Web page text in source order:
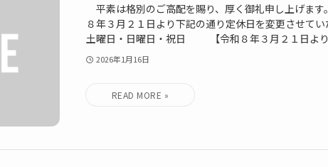
平素は格別のご高配を賜り、厚く御礼申し上げま
８年３月２１日より下記の通り定休日を変更させて
土曜日・日曜日・祝日 【令和８年３月２１日よ
2026年1月16日